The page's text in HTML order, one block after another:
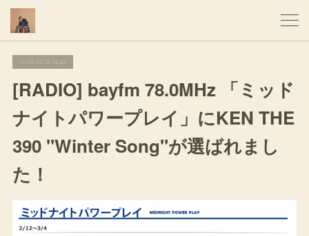
2018.02.12 11:42
[RADIO] bayfm 78.0MHz 「ミッド
ナイトパワープレイ」にKEN THE
390 "Winter Song"が選ばれまし
た！